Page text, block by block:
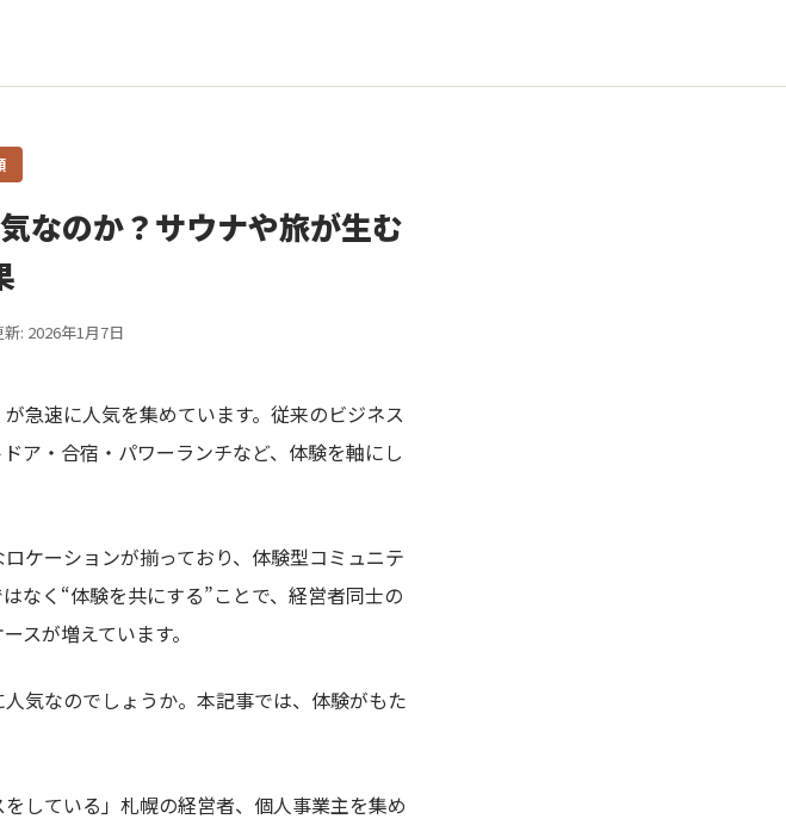
なのか？サウナや旅が生む
新: 2026年1月7日
急速に人気を集めています。従来のビジネス
ア・合宿・パワーランチなど、体験を軸にし
ケーションが揃っており、体験型コミュニテ
なく“体験を共にする”ことで、経営者同士の
スが増えています。
気なのでしょうか。本記事では、体験がもた
をしている」札幌の経営者、個人事業主を集め